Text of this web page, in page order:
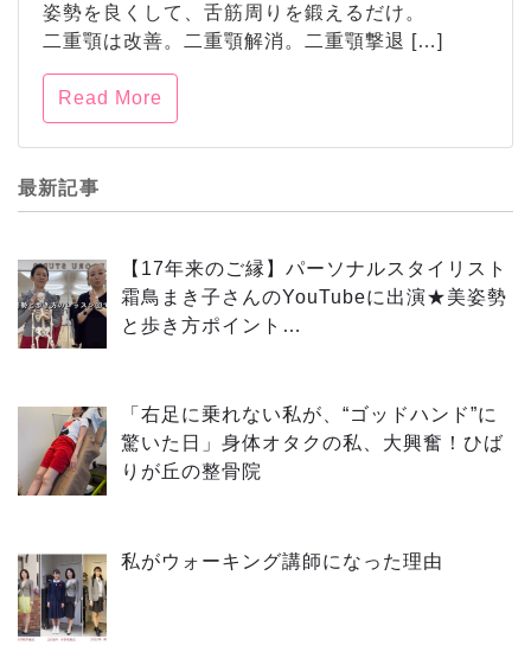
姿勢を良くして、舌筋周りを鍛えるだけ。
二重顎は改善。二重顎解消。二重顎撃退 […]
Read More
最新記事
【17年来のご縁】パーソナルスタイリスト
霜鳥まき子さんのYouTubeに出演★美姿勢
と歩き方ポイント…
「右足に乗れない私が、“ゴッドハンド”に
驚いた日」身体オタクの私、大興奮！ひば
りが丘の整骨院
私がウォーキング講師になった理由